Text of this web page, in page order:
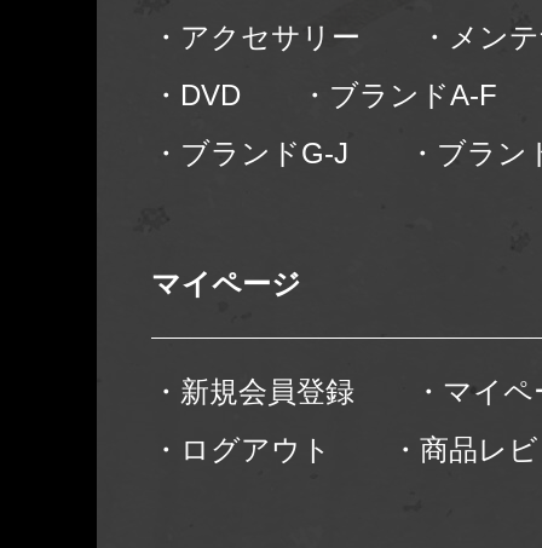
・アクセサリー
・メン
・DVD
・ブランドA-F
・ブランドG-J
・ブラン
マイページ
・新規会員登録
・マイ
・ログアウト
・商品レ